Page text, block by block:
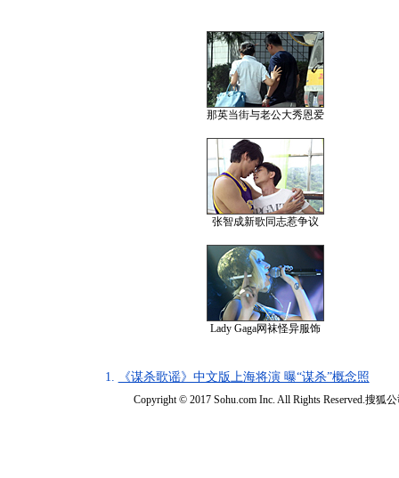
那英当街与老公大秀恩爱
张智成新歌同志惹争议
Lady Gaga网袜怪异服饰
1. 《谋杀歌谣》中文版上海将演 曝“谋杀”概念照
Copyright © 2017 Sohu.com Inc. All Rights Reserved.搜狐